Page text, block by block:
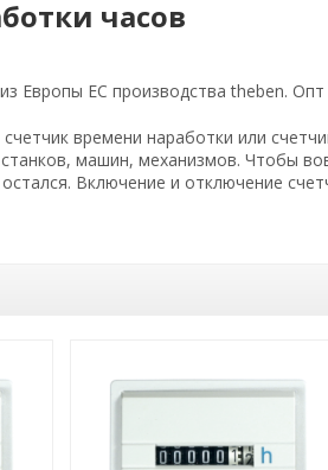
часов
Европы ЕС производства theben. Опт
времени наработки или
машин, механизмов. Чтобы
Включение и отключение